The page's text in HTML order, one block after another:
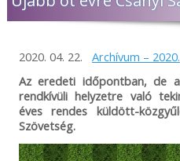
2020. 04. 22. Archívum – 2020.
Az eredeti időpontban, de
rendkívüli helyzetre való
éves rendes küldött-
Szövetség.